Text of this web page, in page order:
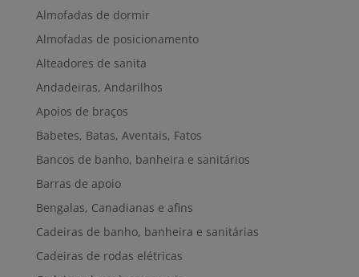
Almofadas de dormir
Almofadas de posicionamento
Alteadores de sanita
Andadeiras, Andarilhos
Apoios de braços
Babetes, Batas, Aventais, Fatos
Bancos de banho, banheira e sanitários
Barras de apoio
Bengalas, Canadianas e afins
Cadeiras de banho, banheira e sanitárias
Cadeiras de rodas elétricas